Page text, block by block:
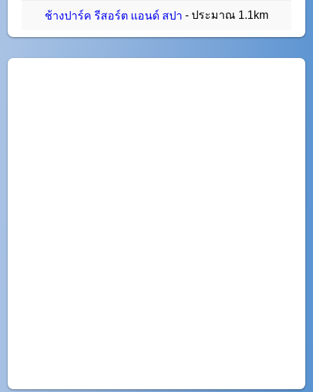
ช้างปาร์ค รีสอร์ต แอนด์ สปา - ประมาณ 1.1km